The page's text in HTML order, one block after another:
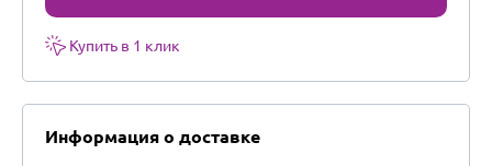
Купить в 1 клик
Информация о доставке